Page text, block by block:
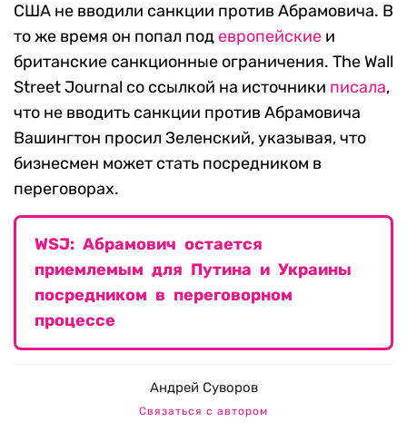
США не вводили санкции против Абрамовича. В
то же время он попал под европейские и
британские санкционные ограничения. The Wall
Street Journal со ссылкой на источники писала,
что не вводить санкции против Абрамовича
Вашингтон просил Зеленский, указывая, что
бизнесмен может стать посредником в
переговорах.
WSJ: Абрамович остается
приемлемым для Путина и Украины
посредником в переговорном
процессе
Андрей Суворов
Связаться с автором